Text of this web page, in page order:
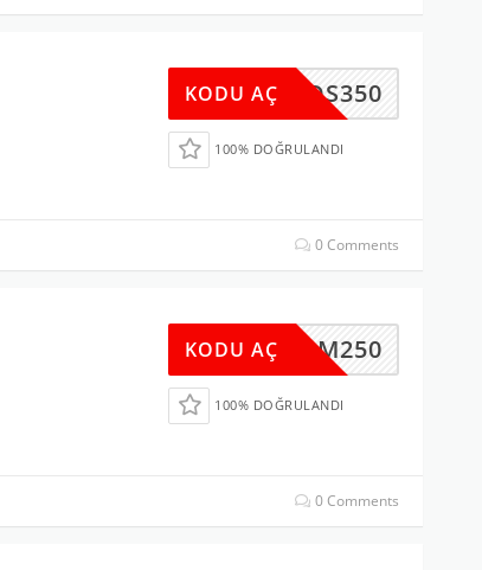
DS350
KODU AÇ
100% DOĞRULANDI
0 Comments
BYRM250
KODU AÇ
100% DOĞRULANDI
0 Comments